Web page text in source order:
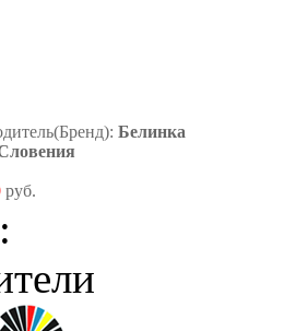
Белинка
руб.